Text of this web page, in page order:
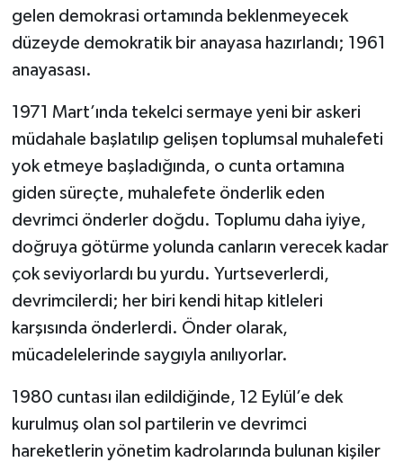
gelen demokrasi ortamında beklenmeyecek
düzeyde demokratik bir anayasa hazırlandı; 1961
anayasası.
1971 Mart’ında tekelci sermaye yeni bir askeri
müdahale başlatılıp gelişen toplumsal muhalefeti
yok etmeye başladığında, o cunta ortamına
giden süreçte, muhalefete önderlik eden
devrimci önderler doğdu. Toplumu daha iyiye,
doğruya götürme yolunda canların verecek kadar
çok seviyorlardı bu yurdu. Yurtseverlerdi,
devrimcilerdi; her biri kendi hitap kitleleri
karşısında önderlerdi. Önder olarak,
mücadelelerinde saygıyla anılıyorlar.
1980 cuntası ilan edildiğinde, 12 Eylül’e dek
kurulmuş olan sol partilerin ve devrimci
hareketlerin yönetim kadrolarında bulunan kişiler